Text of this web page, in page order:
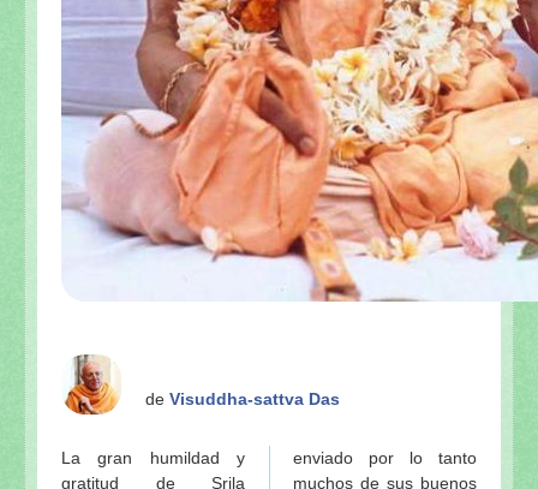
de Visuddha-sattva Das
La gran humildad y
gratitud de Srila
enviado por lo tanto
muchos de sus buenos